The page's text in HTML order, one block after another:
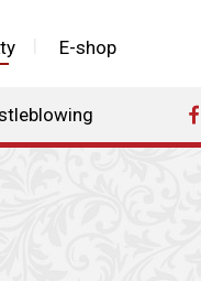
E-shop